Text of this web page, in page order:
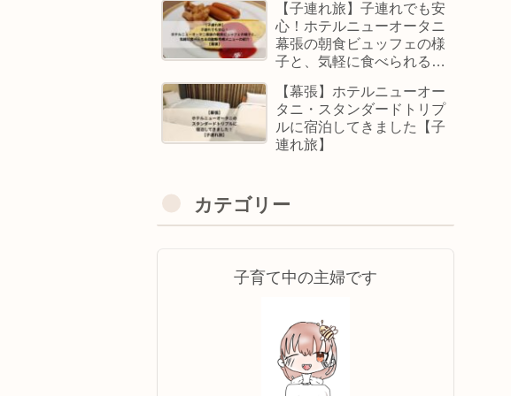
【子連れ旅】子連れでも安
心！ホテルニューオータニ
幕張の朝食ビュッフェの様
子と、気軽に食べられる自
【幕張】
【幕張】ホテルニューオー
タニ・スタンダードトリプ
ルに宿泊してきました【子
連れ旅】
カテゴリー
子育て中の主婦です